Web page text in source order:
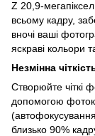
Z 20,9-
всьому кадру,
вночі ваші
яскраві кольори
Незмінна
Створюйте чіткі
допомогою
близько 90%